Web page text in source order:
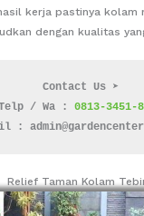
kerja pastinya kolam
dengan kualitas
Contact Us ➤
/ Wa : 0813-3451-
:
Relief Taman Kolam